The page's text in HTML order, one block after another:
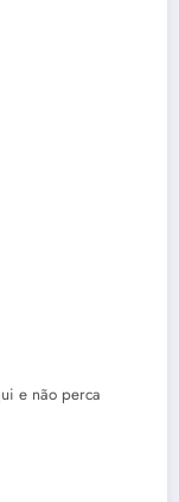
e não perca